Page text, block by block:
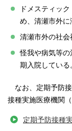
ドメスティッ
め、清瀬市外に
清瀬市外の社会
怪我や病気等
期入院している
なお、定期予防
接種実施医療機関
定期予防接種